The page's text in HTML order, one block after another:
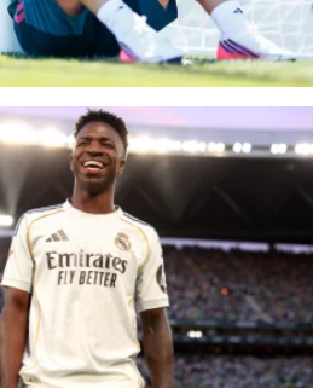
Real Madrid, la balle
Vinicius Jr
intérêt de plus en plus
le Real Madrid aurait
au Brésilien en lui
offre.